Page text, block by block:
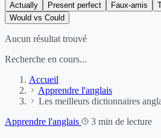
Actually Present perfect Faux-amis
Would vs Could
Aucun résultat trouvé
Recherche en cours...
Accueil
Apprendre l'anglais
Les meilleurs dictionnaires
Apprendre l'anglais
3 min de lecture